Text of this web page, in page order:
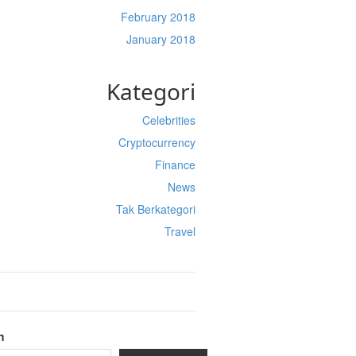
February 2018
January 2018
Kategori
Celebrities
Cryptocurrency
Finance
News
Tak Berkategori
Travel